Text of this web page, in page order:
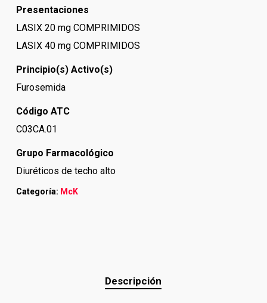
Presentaciones
LASIX 20 mg COMPRIMIDOS
LASIX 40 mg COMPRIMIDOS
Principio(s) Activo(s)
Furosemida
Código ATC
C03CA.01
Grupo Farmacológico
Diuréticos de techo alto
Categoría: McK
Descripción